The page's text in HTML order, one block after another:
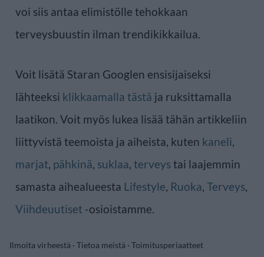
voi siis antaa elimistölle tehokkaan
terveysbuustin ilman trendikikkailua.
Voit lisätä Staran Googlen ensisijaiseksi
lähteeksi klikkaamalla tästä ja ruksittamalla
laatikon. Voit myös lukea lisää tähän artikkeliin
liittyvistä teemoista ja aiheista, kuten kaneli,
marjat, pähkinä, suklaa, terveys tai laajemmin
samasta aihealueesta Lifestyle, Ruoka, Terveys,
Viihdeuutiset -osioistamme.
Ilmoita virheestä · Tietoa meistä · Toimitusperiaatteet